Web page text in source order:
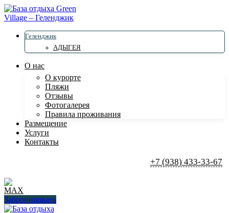
Геленджик
АДЫГЕЯ
О нас
О курорте
Пляжи
Отзывы
Фотогалерея
Правила проживания
Размещение
Услуги
Контакты
+7 (938) 433-33-67
Забронировать